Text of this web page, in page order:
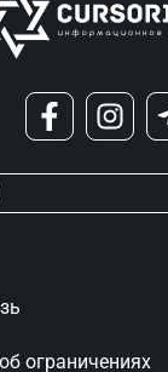
ограничениях